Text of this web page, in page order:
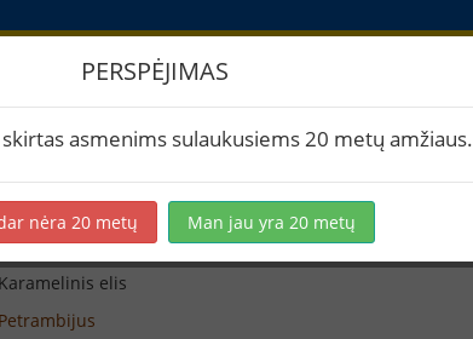
Karamelinis elis
Petrambijus
PERSPĖJIMAS
asmenims sulaukusiems 20 metų amžiaus.
nėra 20 metų Man jau yra 20 metų